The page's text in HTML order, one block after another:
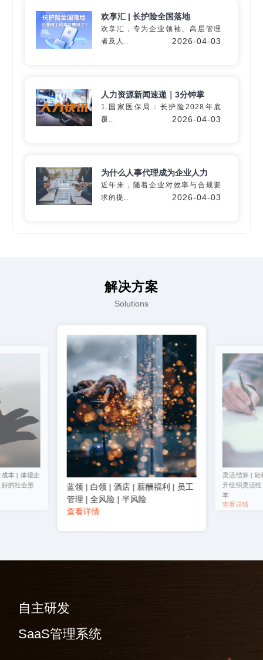
深入60+细分行业
精准匹配专业灵活用工
解决方
欢享汇 | 长护险全国落地
欢享汇，专为企业领袖、高层管理
者及人..
2026-04-03
人力资源新闻速递｜3分钟掌
1.国家医保局：长护险2028年底
覆..
2026-04-03
为什么人事代理成为企业人力
近年来，随着企业对效率与合规要
求的提..
2026-04-03
解决方案
Solutions
本 | 体现企
的社会形
蓝领 | 白领 | 酒店 | 薪酬福利 | 员工
管理 | 全风险 | 半风险
查看详情
灵活结算 |
升组织灵活
本
查看详情
自主研发
SaaS管理系统